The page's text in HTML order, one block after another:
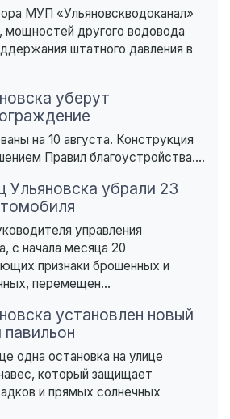
МУП «Ульяновскводоканал»
другого водовода
штатного давления в
уберут
на 10 августа. Конструкция
Правил благоустройства....
Ульяновска убрали 23
управления
с начала месяца 20
признаки брошенных и
перемещен...
установлен новый
одна остановка на улице
который защищает
и прямых солнечных